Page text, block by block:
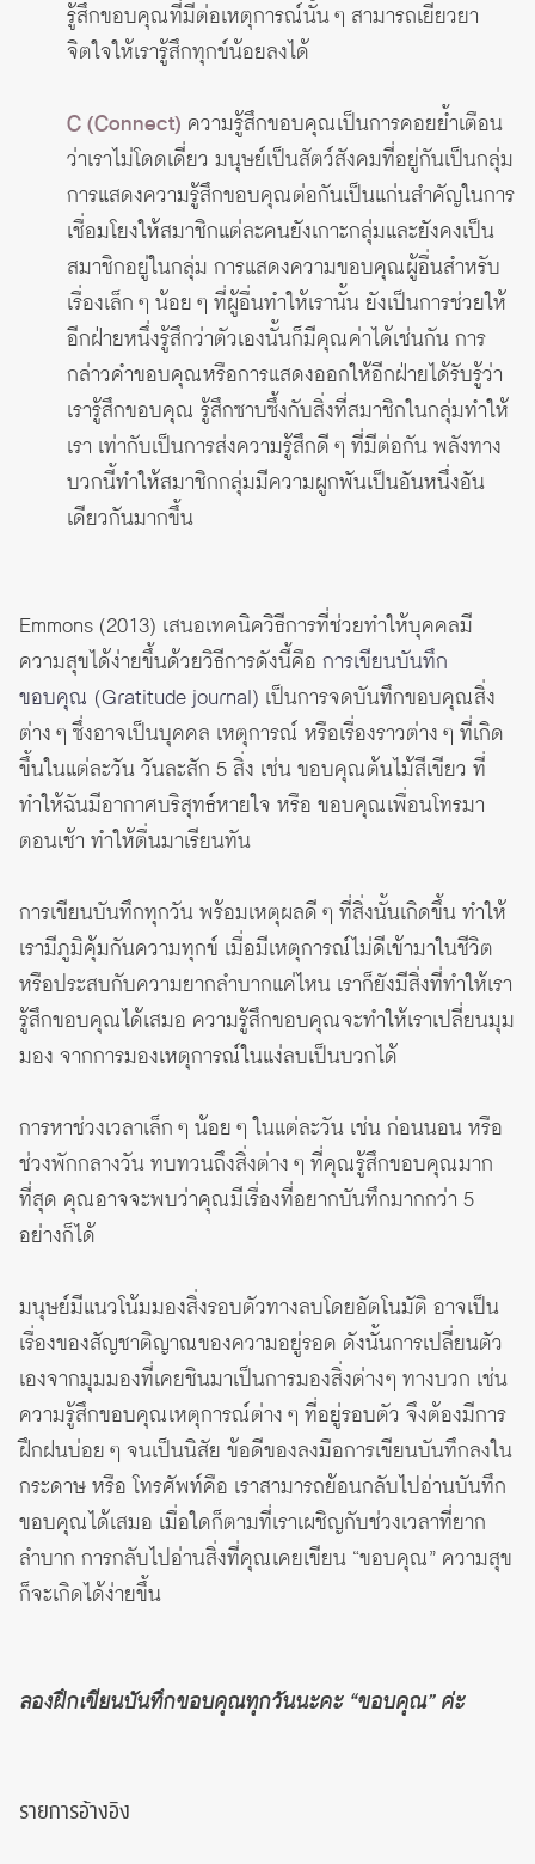
รู้สึกขอบคุณที่มีต่อเหตุการณ์นั้น ๆ สามารถเยียวยา
จิตใจให้เรารู้สึกทุกข์น้อยลงได้
C (Connect) ความรู้สึกขอบคุณเป็นการคอยย้ำเตือน
ว่าเราไม่โดดเดี่ยว มนุษย์เป็นสัตว์สังคมที่อยู่กันเป็นกลุ่ม
การแสดงความรู้สึกขอบคุณต่อกันเป็นแก่นสำคัญในการ
เชื่อมโยงให้สมาชิกแต่ละคนยังเกาะกลุ่มและยังคงเป็น
สมาชิกอยู่ในกลุ่ม การแสดงความขอบคุณผู้อื่นสำหรับ
เรื่องเล็ก ๆ น้อย ๆ ที่ผู้อื่นทำให้เรานั้น ยังเป็นการช่วยให้
อีกฝ่ายหนึ่งรู้สึกว่าตัวเองนั้นก็มีคุณค่าได้เช่นกัน การ
กล่าวคำขอบคุณหรือการแสดงออกให้อีกฝ่ายได้รับรู้ว่า
เรารู้สึกขอบคุณ รู้สึกซาบซึ้งกับสิ่งที่สมาชิกในกลุ่มทำให้
เรา เท่ากับเป็นการส่งความรู้สึกดี ๆ ที่มีต่อกัน พลังทาง
บวกนี้ทำให้สมาชิกกลุ่มมีความผูกพันเป็นอันหนึ่งอัน
เดียวกันมากขึ้น
Emmons (2013) เสนอเทคนิควิธีการที่ช่วยทำให้บุคคลมี
ความสุขได้ง่ายขึ้นด้วยวิธีการดังนี้คือ การเขียนบันทึก
ขอบคุณ (Gratitude journal) เป็นการจดบันทึกขอบคุณสิ่ง
ต่าง ๆ ซึ่งอาจเป็นบุคคล เหตุการณ์ หรือเรื่องราวต่าง ๆ ที่เกิด
ขึ้นในแต่ละวัน วันละสัก 5 สิ่ง เช่น ขอบคุณต้นไม้สีเขียว ที่
ทำให้ฉันมีอากาศบริสุทธ์หายใจ หรือ ขอบคุณเพื่อนโทรมา
ตอนเช้า ทำให้ตื่นมาเรียนทัน
การเขียนบันทึกทุกวัน พร้อมเหตุผลดี ๆ ที่สิ่งนั้นเกิดขึ้น ทำให้
เรามีภูมิคุ้มกันความทุกข์ เมื่อมีเหตุการณ์ไม่ดีเข้ามาในชีวิต
หรือประสบกับความยากลำบากแค่ไหน เราก็ยังมีสิ่งที่ทำให้เรา
รู้สึกขอบคุณได้เสมอ ความรู้สึกขอบคุณจะทำให้เราเปลี่ยนมุม
มอง จากการมองเหตุการณ์ในแง่ลบเป็นบวกได้
การหาช่วงเวลาเล็ก ๆ น้อย ๆ ในแต่ละวัน เช่น ก่อนนอน หรือ
ช่วงพักกลางวัน ทบทวนถึงสิ่งต่าง ๆ ที่คุณรู้สึกขอบคุณมาก
ที่สุด คุณอาจจะพบว่าคุณมีเรื่องที่อยากบันทึกมากกว่า 5
อย่างก็ได้
มนุษย์มีแนวโน้มมองสิ่งรอบตัวทางลบโดยอัตโนมัติ อาจเป็น
เรื่องของสัญชาติญาณของความอยู่รอด ดังนั้นการเปลี่ยนตัว
เองจากมุมมองที่เคยชินมาเป็นการมองสิ่งต่างๆ ทางบวก เช่น
ความรู้สึกขอบคุณเหตุการณ์ต่าง ๆ ที่อยู่รอบตัว จึงต้องมีการ
ฝึกฝนบ่อย ๆ จนเป็นนิสัย ข้อดีของลงมือการเขียนบันทึกลงใน
กระดาษ หรือ โทรศัพท์คือ เราสามารถย้อนกลับไปอ่านบันทึก
ขอบคุณได้เสมอ เมื่อใดก็ตามที่เราเผชิญกับช่วงเวลาที่ยาก
ลำบาก การกลับไปอ่านสิ่งที่คุณเคยเขียน “ขอบคุณ” ความสุข
ก็จะเกิดได้ง่ายขึ้น
ลองฝึกเขียนบันทึกขอบคุณทุกวันนะคะ“ขอบคุณ” ค่ะ
รายการอ้างอิง